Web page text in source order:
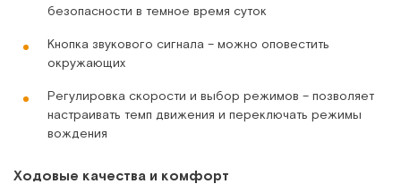
безопасности в темное время суток
Кнопка звукового сигнала – можно оповестить
окружающих
Регулировка скорости и выбор режимов – позволяет
настраивать темп движения и переключать режимы
вождения
Ходовые качества и комфорт